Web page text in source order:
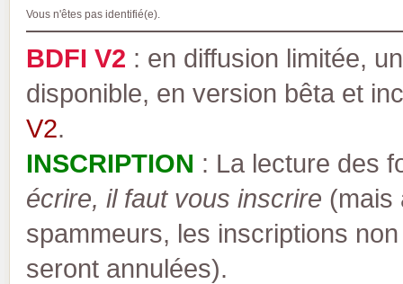
Vous n'êtes pas identifié(e).
BDFI V2 : en diffusion limitée,
disponible, en version bêta et
V2.
INSCRIPTION : La lecture des
écrire, il faut vous inscrire (mais
spammeurs, les inscriptions
seront annulées).